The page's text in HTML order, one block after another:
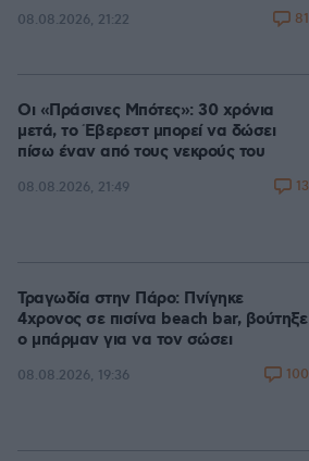
08.08.2026, 21:22 81
Οι «Πράσινες Μπότες»: 30 χρόνια
μετά, το Έβερεστ μπορεί να δώσει
πίσω έναν από τους νεκρούς του
08.08.2026, 21:49 13
Τραγωδία στην Πάρο: Πνίγηκε
4χρονος σε πισίνα beach bar, βούτηξε
ο μπάρμαν για να τον σώσει
08.08.2026, 19:36 100